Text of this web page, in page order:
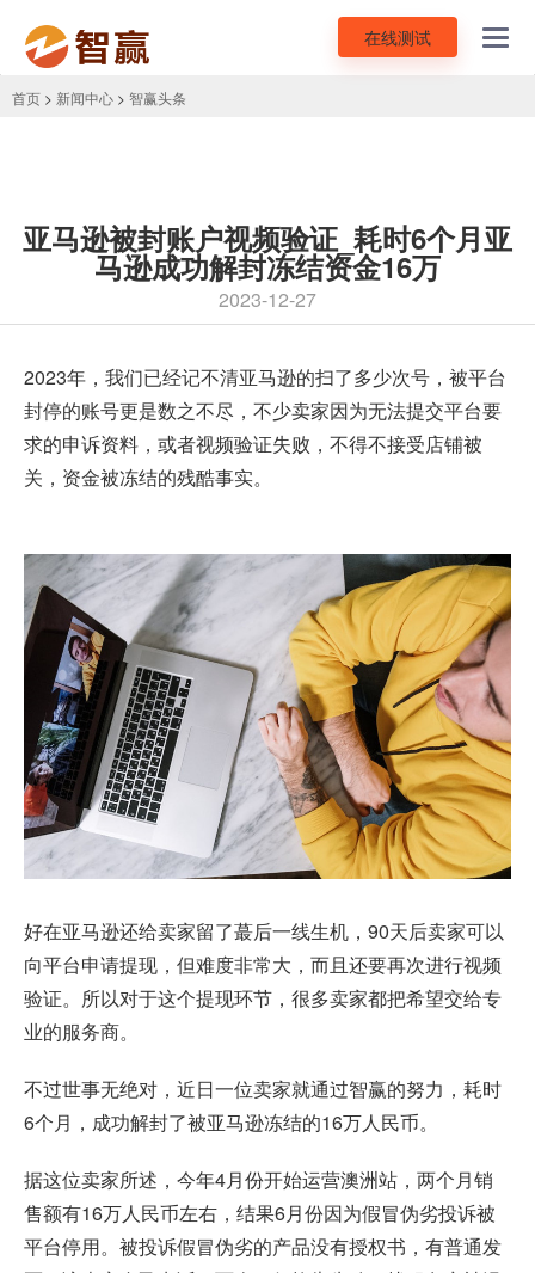
在线测试
首页 > 新闻中心 > 智赢头条
亚马逊被封账户视频验证_耗时6个月亚
马逊成功解封冻结资金16万
2023-12-27
2023年，我们已经记不清亚马逊的扫了多少次号，被平台
封停的账号更是数之不尽，不少卖家因为无法提交平台要
求的申诉资料，或者视频验证失败，不得不接受店铺被
关，资金被冻结的残酷事实。
好在亚马逊还给卖家留了蕞后一线生机，90天后卖家可以
向平台申请提现，但难度非常大，而且还要再次进行视频
验证。所以对于这个提现环节，很多卖家都把希望交给专
业的服务商。
不过世事无绝对，近日一位卖家就通过智赢的努力，耗时
6个月，成功解封了被亚马逊冻结的16万人民币。
据这位卖家所述，今年4月份开始运营澳洲站，两个月销
售额有16万人民币左右，结果6月份因为假冒伪劣投诉被
平台停用。被投诉假冒伪劣的产品没有授权书，有普通发